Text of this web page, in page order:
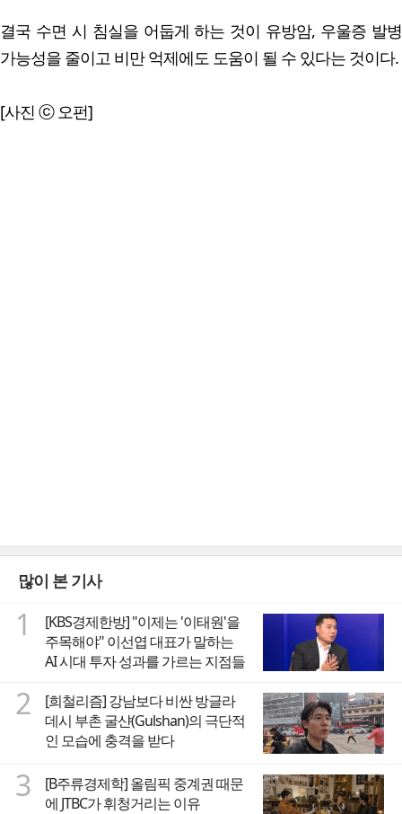
결국 수면 시 침실을 어둡게 하는 것이 유방암, 우울증 발병
가능성을 줄이고 비만 억제에도 도움이 될 수 있다는 것이다.
[사진 ⓒ 오펀]
많이 본 기사
1
[KBS경제한방] "이제는 '이태원'을
주목해야" 이선엽 대표가 말하는
AI 시대 투자 성과를 가르는 지점들
2
[희철리즘] 강남보다 비싼 방글라
데시 부촌 굴샨(Gulshan)의 극단적
인 모습에 충격을 받다
3
[B주류경제학] 올림픽 중계권 때문
에 JTBC가 휘청거리는 이유